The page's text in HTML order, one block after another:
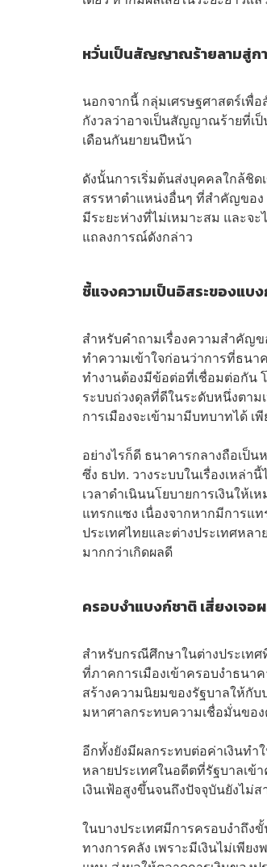
หวั่นเป็นสัญญาณร้ายลามสู่ก
นอกจากนี้ กลุ่มเศรษฐศาสตร์เพื่
กังวลว่าอาจเป็นสัญญาณร้ายที่เป็
เดือนกันยายนปีหน้า
ดังนั้นการเริ่มต้นส่งบุคคลใกล้ชิด
สรรหาตำแหน่งอื่นๆ ที่สำคัญของ
มีระยะห่างที่ไม่เหมาะสม และจ
แถลงการณ์ดังกล่าว
ชี้แจงความเป็นอิสระของแบ
สำหรับคำถามเรื่องความสำคัญข
ทำความเข้าใจก่อนว่าการที่ธนา
ทำงานต้องมีข้อต่อที่เชื่อมต่อกัน
ระบบถ่วงดุลที่ดีในระดับหนึ่งตา
การเมืองจะเข้ามามีบทบาทได้ เ
อย่างไรก็ดี ธนาคารกลางถือเป็
ซึ่ง ธปท. วางระบบในเรื่องเหล่า
เวลาดำเนินนโยบายการเงินให้
แทรกแซง เนื่องจากหากมีการแ
ประเทศไทยและต่างประเทศหล
มากกว่าเกิดผลดี
ครอบงำแบงก์ชาติ เสี่ยงเจอ
สำหรับกรณีศึกษาในต่างประเท
ที่ภาคการเมืองเข้าครอบงำธนา
สร้างความนิยมของรัฐบาลให้กั
มหาศาลกระทบความเชื่อมั่นขอ
อีกทั้งยังมีผลกระทบต่อค่าเงินท
หลายประเทศในอดีตที่รัฐบาลเข้
เงินเฟ้อสูงขึ้นจนถึงปัจจุบันยังไม่
ในบางประเทศมีการครอบงำถึง
ทางการคลัง เพราะมีเงินไม่เพี